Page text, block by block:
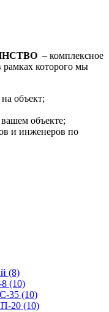
– комплексное
рамках которого мы
объект;
объекте;
и инженеров по
(8)
(10)
35 (10)
20 (10)